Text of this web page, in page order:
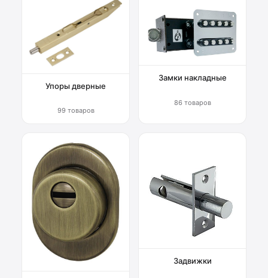
Упоры дверные
99 товаров
Замки накладные
86 товаров
Задвижки